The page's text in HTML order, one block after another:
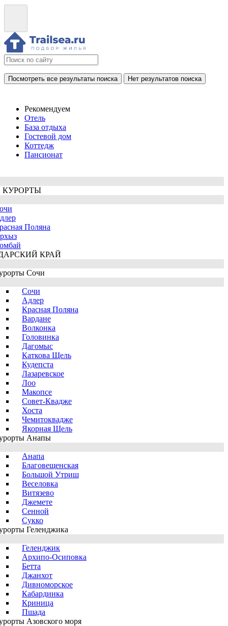
Посмотреть все результаты поиска Нет результатов поиска
Рекомендуем
Отель
База отдыха
Гостевой дом
Коттедж
Пансионат
КУРОРТЫ
Поляна
КРАЙ
Сочи
Сочи
Адлер
Красная Поляна
Вардане
Волконка
Головинка
Дагомыс
Каткова Щель
Кудепста
Лазаревское
Лоо
Макопсе
Совет-Квадже
Хоста
Чемитоквадже
Якорная Щель
Анапы
Анапа
Благовещенская
Большой Утриш
Веселовка
Витязево
Джемете
Сенной
Сукко
Геленджика
Геленджик
Архипо-Осиповка
Бетта
Джанхот
Дивноморское
Кабардинка
Криница
Пшада
Азовского моря